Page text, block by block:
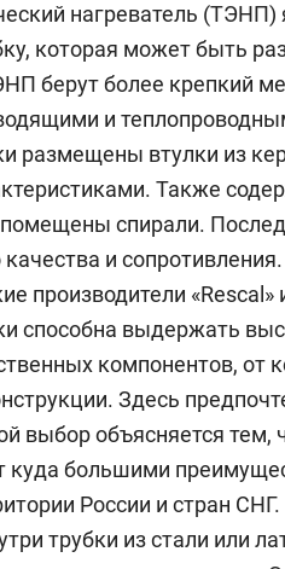
нагреватель (ТЭНП)
которая может быть
берут более крепкий
и
размещены втулки из
Также
спирали.
и
производители
способна выдержать
компонентов, от
Здесь
выбор объясняется тем,
куда большими
России и стран
трубки из стали или
когда человек не
свою сверхнагрузку
стрессом»